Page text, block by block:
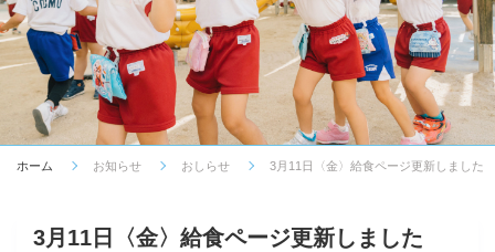
ホーム お知らせ おしらせ 3月11日〈金〉給食ページ更新しました
3月11日〈金〉給食ページ更新しました